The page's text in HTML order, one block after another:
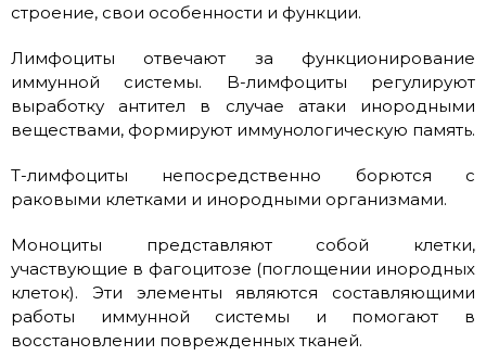
строение, свои особенности и функции.
Лимфоциты отвечают за функционирование
иммунной системы. B-лимфоциты регулируют
выработку антител в случае атаки инородными
веществами, формируют иммунологическую память.
T-лимфоциты непосредственно борются с
раковыми клетками и инородными организмами.
Моноциты представляют собой клетки,
участвующие в фагоцитозе (поглощении инородных
клеток). Эти элементы являются составляющими
работы иммунной системы и помогают в
восстановлении поврежденных тканей.